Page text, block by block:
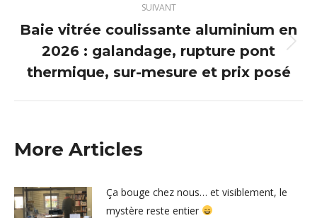
SUIVANT
Article
suivant
Baie vitrée coulissante aluminium en
2026 : galandage, rupture pont
thermique, sur-mesure et prix posé
More Articles
Ça bouge chez nous… et visiblement, le
mystère reste entier